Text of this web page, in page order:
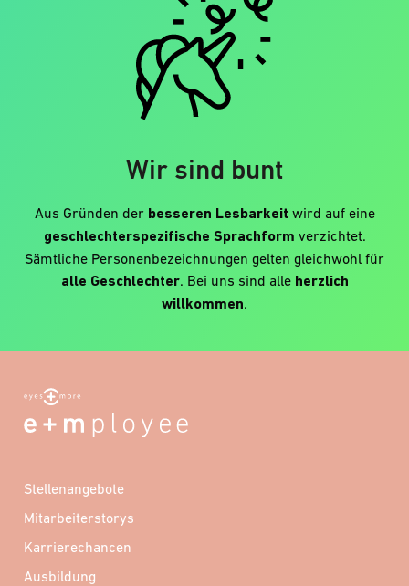
Wir sind bunt
Aus Gründen der besseren Lesbarkeit wird auf eine
geschlechterspezifische Sprachform verzichtet.
Sämtliche Personenbezeichnungen gelten gleichwohl für
alle Geschlechter. Bei uns sind alle herzlich
willkommen.
Stellenangebote
Mitarbeiterstorys
Karrierechancen
Ausbildung